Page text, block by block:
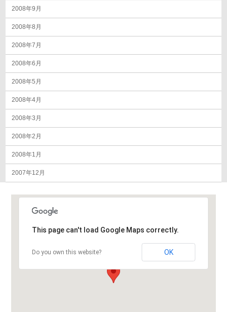
2008年9月
2008年8月
2008年7月
2008年6月
2008年5月
2008年4月
2008年3月
2008年2月
2008年1月
2007年12月
This page can't load Google Maps correctly.
Do you own this website? OK